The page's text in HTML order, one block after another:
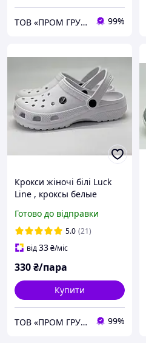
ТОВ «ПРОМ ГРУП» 99%
Крокси жіночі білі Luck
Line , кроксы белые
Готово до відправки
5.0 (21)
від33₴/міс
330₴/пара
Купити
ТОВ «ПРОМ ГРУП» 99%